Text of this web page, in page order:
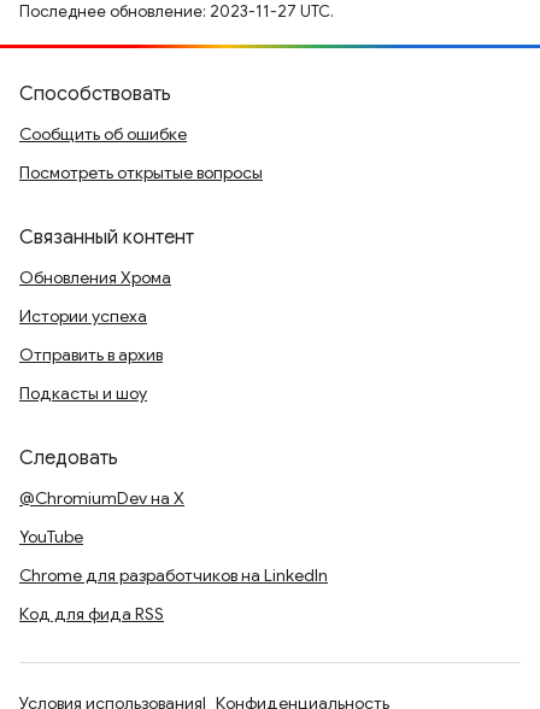
Последнее обновление: 2023-11-27 UTC.
Способствовать
Сообщить об ошибке
Посмотреть открытые вопросы
Связанный контент
Обновления Хрома
Истории успеха
Отправить в архив
Подкасты и шоу
Следовать
@ChromiumDev на X
YouTube
Chrome для разработчиков на LinkedIn
Код для фида RSS
Условия использования Конфиденциальность